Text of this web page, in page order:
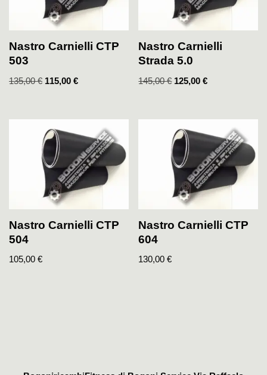
Nastro Carnielli CTP
503
135,00€ 115,00 €
Nastro Carnielli
Strada 5.0
145,00€ 125,00€
Nastro Carnielli CTP
504
105,00 €
Nastro Carnielli CTP
604
130,00€